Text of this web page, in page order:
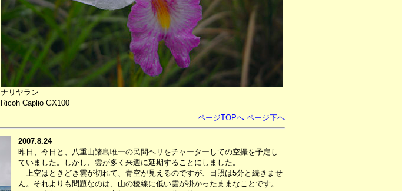
ナリヤラン
Ricoh Caplio GX100
ページTOPへ ページ下へ
2007.8.24
昨日、今日と、八重山諸島唯一の民間ヘリをチャーターしての空撮を予定し
ていました。しかし、雲が多く来週に延期することにしました。
上空はときどき雲が切れて、青空が見えるのですが、日照は5分と続きませ
ん。それよりも問題なのは、山の稜線に低い雲が掛かったままなことです。